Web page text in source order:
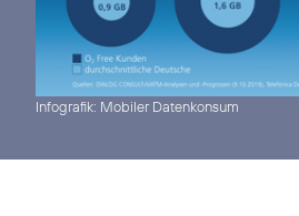
Infografik: Mobiler Datenkonsum